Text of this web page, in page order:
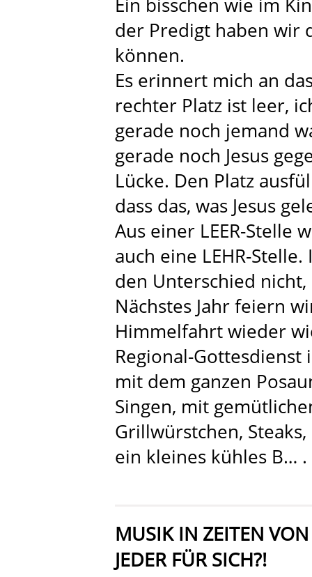
der Predigt haben wir
können.
Es erinnert mich an
rechter Platz ist leer,
gerade noch jemand
gerade noch Jesus
Lücke. Den Platz
dass das, was Jesus
Aus einer LEER-Stelle
auch eine LEHR-
den Unterschied
Nächstes Jahr feiern
Himmelfahrt wieder
Regional-
mit dem ganzen
Singen, mit
Grillwürstchen,
ein kleines kühles B… .
MUSIK IN ZEITEN
JEDER FÜR SICH?!